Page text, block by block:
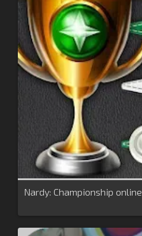
Nardy: Championship online